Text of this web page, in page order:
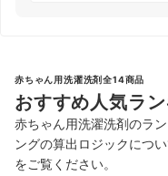
赤ちゃん用洗濯洗剤全14商品
おすすめ人気ラ
赤ちゃん用洗濯洗剤のラ
ングの算出ロジックについ
をご覧ください。